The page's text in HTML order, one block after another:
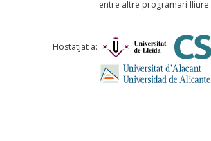
Comentari *
entre altre programari lliure.
Hostatjat a: